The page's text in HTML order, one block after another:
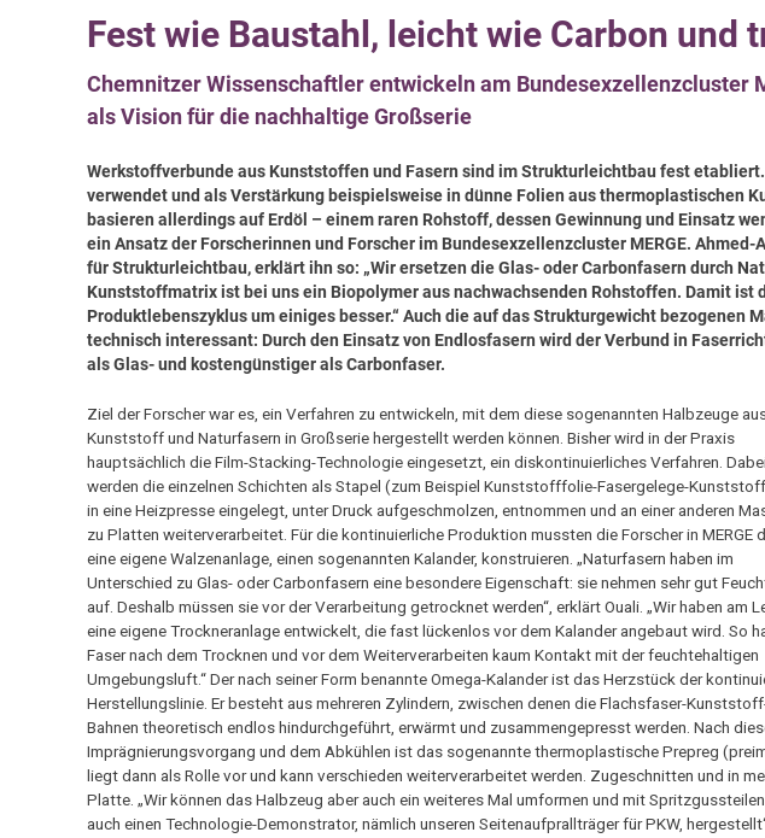
Fest wie Baustahl, leicht wie Carbon und
Chemnitzer Wissenschaftler entwickeln am Bundesexzellenzcluster
als Vision für die nachhaltige Großserie
Werkstoffverbunde aus Kunststoffen und Fasern sind im Strukturleichtbau fest
verwendet und als Verstärkung beispielsweise in dünne Folien aus thermoplastischen
basieren allerdings auf Erdöl – einem raren Rohstoff, dessen Gewinnung und Einsatz
ein Ansatz der Forscherinnen und Forscher im Bundesexzellenzcluster MERGE.
für Strukturleichtbau, erklärt ihn so: „Wir ersetzen die Glas- oder Carbonfasern durch
Kunststoffmatrix ist bei uns ein Biopolymer aus nachwachsenden Rohstoffen. Damit ist
Produktlebenszyklus um einiges besser.“ Auch die auf das Strukturgewicht
technisch interessant: Durch den Einsatz von Endlosfasern wird der Verbund in
als Glas- und kostengünstiger als Carbonfaser.
Ziel der Forscher war es, ein Verfahren zu entwickeln, mit dem diese sogenannten Halbzeuge
Kunststoff und Naturfasern in Großserie hergestellt werden können. Bisher wird in der Praxis
hauptsächlich die Film-Stacking-Technologie eingesetzt, ein diskontinuierliches Verfahren.
werden die einzelnen Schichten als Stapel (zum Beispiel Kunststofffolie-Fasergelege-
in eine Heizpresse eingelegt, unter Druck aufgeschmolzen, entnommen und an einer anderen
zu Platten weiterverarbeitet. Für die kontinuierliche Produktion mussten die Forscher in MERGE
eine eigene Walzenanlage, einen sogenannten Kalander, konstruieren. „Naturfasern haben im
Unterschied zu Glas- oder Carbonfasern eine besondere Eigenschaft: sie nehmen sehr gut
auf. Deshalb müssen sie vor der Verarbeitung getrocknet werden“, erklärt Ouali. „Wir haben am
eine eigene Trockneranlage entwickelt, die fast lückenlos vor dem Kalander angebaut wird. So
Faser nach dem Trocknen und vor dem Weiterverarbeiten kaum Kontakt mit der feuchtehaltigen
Umgebungsluft.“ Der nach seiner Form benannte Omega-Kalander ist das Herzstück der
Herstellungslinie. Er besteht aus mehreren Zylindern, zwischen denen die Flachsfaser-
Bahnen theoretisch endlos hindurchgeführt, erwärmt und zusammengepresst werden. Nach
Imprägnierungsvorgang und dem Abkühlen ist das sogenannte thermoplastische Prepreg
liegt dann als Rolle vor und kann verschieden weiterverarbeitet werden. Zugeschnitten und in
Platte. „Wir können das Halbzeug aber auch ein weiteres Mal umformen und mit
auch einen Technologie-Demonstrator, nämlich unseren Seitenaufprallträger für PKW,